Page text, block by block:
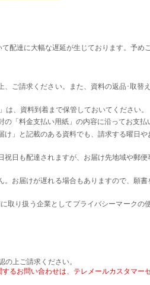
配達に大幅な遅延が生じております。予め
ご請求ください。また、資料の返品･取替
、資料到着まで保管しておいてください。
「料金支払い用紙」の内容に沿ってお支払
」と記載のある資料でも、請求する曜日
日も配達されますが、お届け先地域や郵
お届けが遅れる場合もありますので、願
取り扱う企業としてプライバシーマークの
上ご請求ください。
るお問い合わせは、テレメールカスタマー